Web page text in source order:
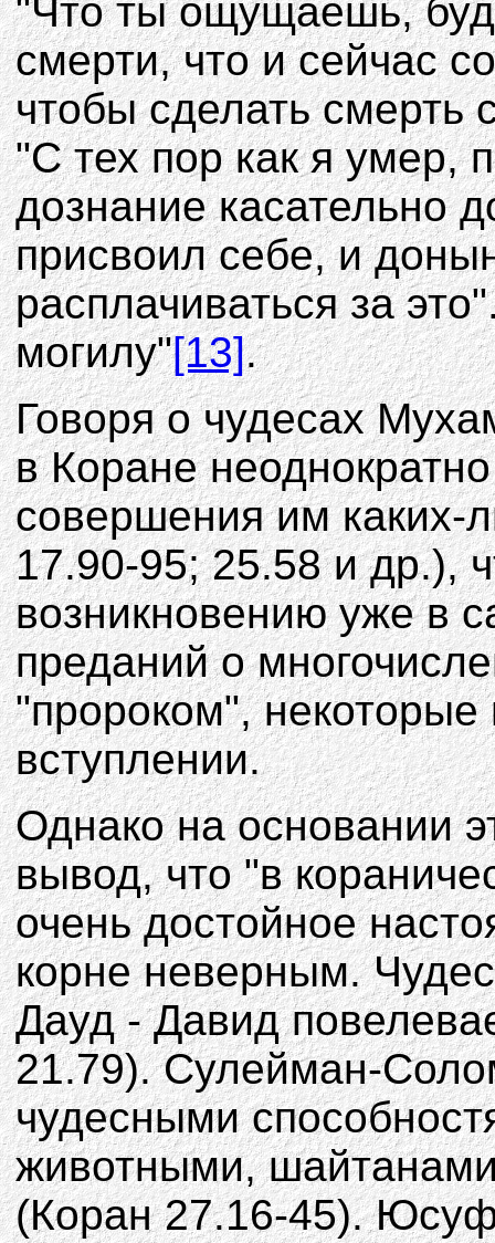
"Что ты ощущаешь,
смерти, что и сейчас
чтобы сделать смерть
"С тех пор как я умер,
дознание касательно
присвоил себе, и
расплачиваться за
могилу"[13].
Говоря о чудесах
в Коране
совершения им каких-
17.90-95; 25.58 и др.),
возникновению уже в
преданий о
"пророком",
вступлении.
Однако на основании
вывод, что "в
очень достойное
корне неверным.
Дауд - Давид
21.79). Сулейман-
чудесными
животными,
(Коран 27.16-45).